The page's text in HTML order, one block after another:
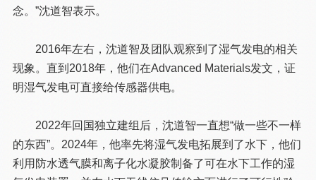
念。”沈道智表示。
2016年左右，沈道智及团队观察到了湿气发电的相关
现象。直到2018年，他们在Advanced Materials发文，证
明湿气发电可直接给传感器供电。
2022年回国独立建组后，沈道智一直想“做一些不一样
的东西”。2024年，他率先将湿气发电拓展到了水下，他们
利用防水透气膜和离子化水凝胶制备了可在水下工作的湿